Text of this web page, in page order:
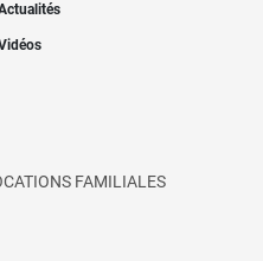
FAMILIALES